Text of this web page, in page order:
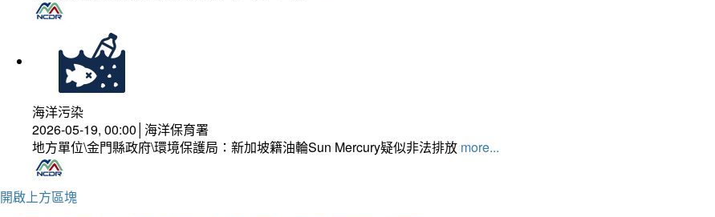
海洋污染
2026-05-19, 00:00│海洋保育署
地方單位\金門縣政府\環境保護局：新加坡籍油輪Sun Mercury疑似非法排放 more...
開啟上方區塊